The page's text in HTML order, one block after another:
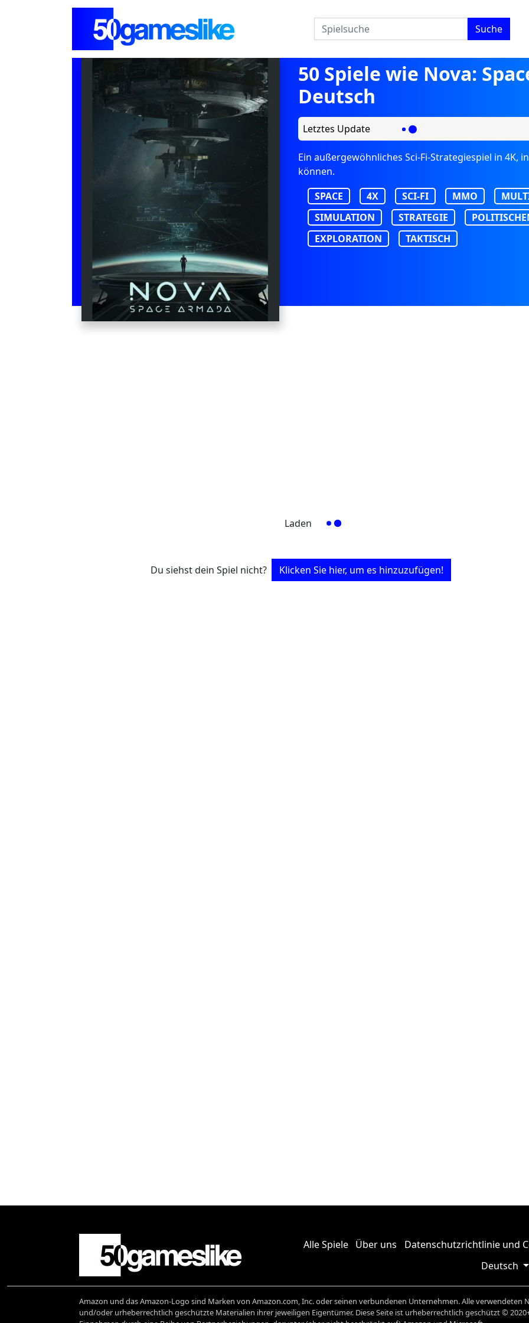
Suche
50 Spiele wie Nova:
Deutsch
Letztes Update
Ein außergewöhnliches Sci-Fi-Strategiespiel in 4K,
können.
SPACE
4X SCI-FI MMO
SIMULATION
STRATEGIE
EXPLORATION
TAKTISCH
Laden
Du siehst dein Spiel nicht? Klicken Sie hier, um es hinzuzufügen!
Alle Spiele Über uns Datenschutzrichtlinie und
Deutsch
Amazon und das Amazon-Logo sind Marken von Amazon.com, Inc. oder seinen verbundenen Unternehmen. Alle verwendeten
und/oder urheberrechtlich geschützte Materialien ihrer jeweiligen Eigentümer. Diese Seite ist urheberrechtlich geschützt ©